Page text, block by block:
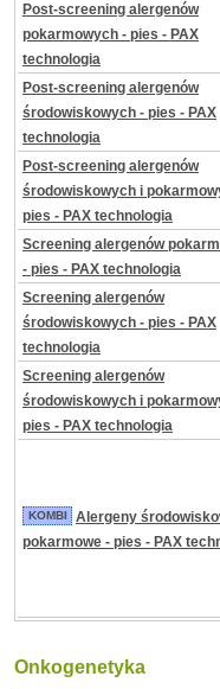
Post-screening alergenów
pokarmowych - pies - PAX
technologia
Post-screening alergenów
środowiskowych - pies - PAX
technologia
Post-screening alergenów
środowiskowych i
pies - PAX technologia
Screening alergenów
- pies - PAX technologia
Screening alergenów
środowiskowych - pies - PAX
technologia
Screening alergenów
środowiskowych i
pies - PAX technologia
KOMBI
Alergeny
pokarmowe - pies - PAX
Onkogenetyka